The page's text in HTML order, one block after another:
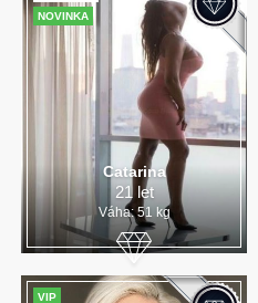
NOVINKA
Catarina
21 let
Váha: 51 kg
VIP